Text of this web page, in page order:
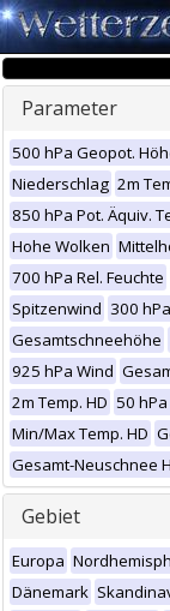
Parameter
500 hPa Geopot.
Niederschlag 2m
850 hPa Pot. Äquiv.
Hohe Wolken
700 hPa Rel. Feuchte
Spitzenwind 300
Gesamtschneehöhe
925 hPa Wind
2m Temp. HD 50
Min/Max Temp. HD
Gesamt-Neuschnee
Gebiet
Europa
Dänemark